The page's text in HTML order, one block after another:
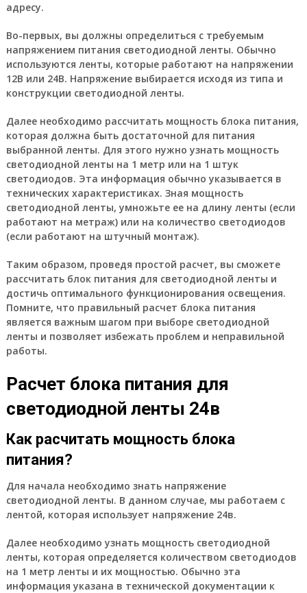
адресу.
Во-первых, вы должны определиться с требуемым
напряжением питания светодиодной ленты. Обычно
используются ленты, которые работают на напряжении
12В или 24В. Напряжение выбирается исходя из типа и
конструкции светодиодной ленты.
Далее необходимо рассчитать мощность блока питания,
которая должна быть достаточной для питания
выбранной ленты. Для этого нужно узнать мощность
светодиодной ленты на 1 метр или на 1 штук
светодиодов. Эта информация обычно указывается в
технических характеристиках. Зная мощность
светодиодной ленты, умножьте ее на длину ленты (если
работают на метраж) или на количество светодиодов
(если работают на штучный монтаж).
Таким образом, проведя простой расчет, вы сможете
рассчитать блок питания для светодиодной ленты и
достичь оптимального функционирования освещения.
Помните, что правильный расчет блока питания
является важным шагом при выборе светодиодной
ленты и позволяет избежать проблем и неправильной
работы.
Расчет блока питания для
светодиодной ленты 24в
Как расчитать мощность блока
питания?
Для начала необходимо знать напряжение
светодиодной ленты. В данном случае, мы работаем с
лентой, которая использует напряжение 24в.
Далее необходимо узнать мощность светодиодной
ленты, которая определяется количеством светодиодов
на 1 метр ленты и их мощностью. Обычно эта
информация указана в технической документации к